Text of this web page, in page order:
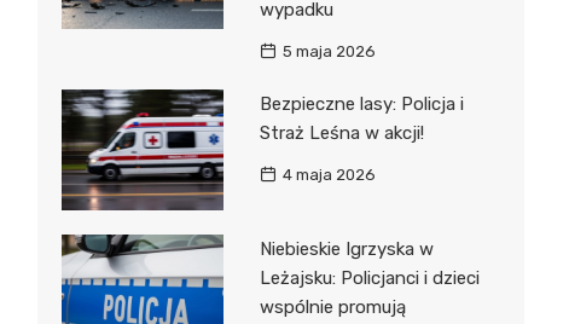
wypadku
5 maja 2026
Bezpieczne lasy: Policja i
Straż Leśna w akcji!
4 maja 2026
Niebieskie Igrzyska w
Leżajsku: Policjanci i dzieci
wspólnie promują